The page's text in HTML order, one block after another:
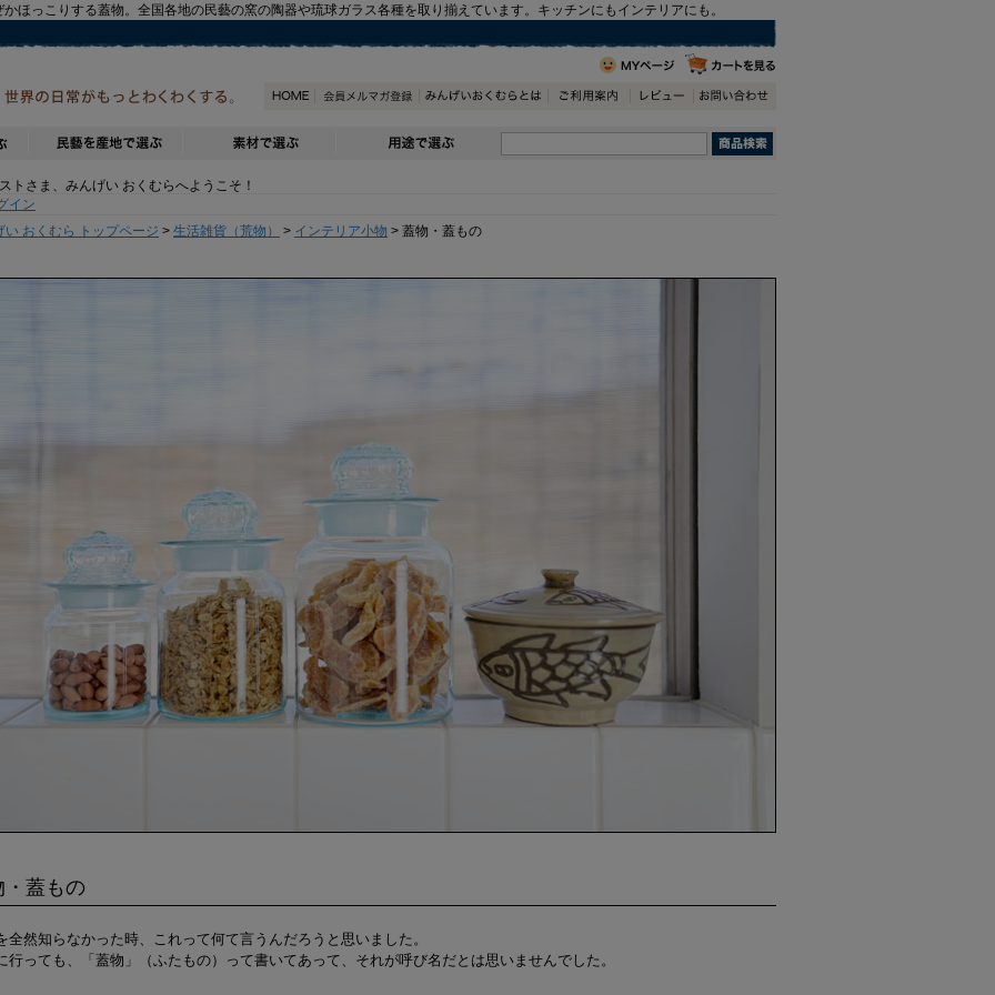
ほっこりする蓋物。全国各地の民藝の窯の陶器や琉球ガラス各種を取り揃えています。キッチンにもインテリアにも。
さま、みんげい おくむらへようこそ！
イン
い おくむら トップページ > 生活雑貨（荒物） > インテリア小物 > 蓋物・蓋もの
・蓋もの
全然知らなかった時、これって何て言うんだろうと思いました。
行っても、「蓋物」（ふたもの）って書いてあって、それが呼び名だとは思いませんでした。